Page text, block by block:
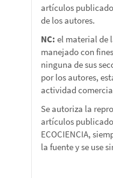
artículos
de los autores.
NC: el material de
manejado con
ninguna de sus
por los autores,
actividad
Se autoriza la
artículos
ECOCIENCIA,
la fuente y se use